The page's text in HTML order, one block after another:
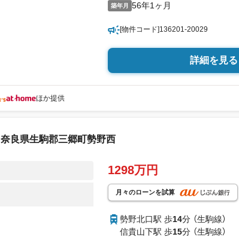
築年月 56年1ヶ月
[物件コード]136201-20029
詳細を見る
ほか提供
奈良県生駒郡三郷町勢野西
1298万円
月々のローンを試算
勢野北口駅 歩14分 （生駒線）
信貴山下駅 歩15分 （生駒線）